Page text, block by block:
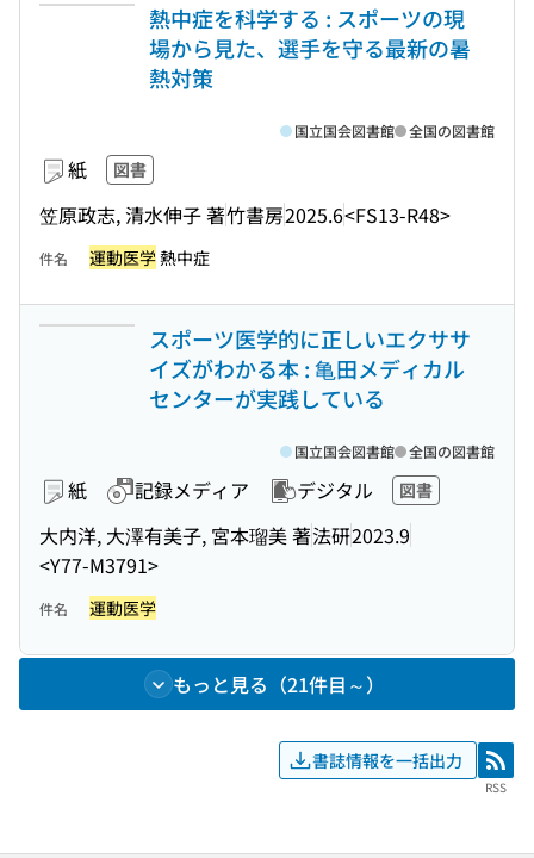
熱中症を科学する : スポーツの現
場から見た、選手を守る最新の暑
熱対策
紙 図書
笠原政志, 清水伸子 著竹書房2025.6<FS13-R48>
国立国会図書館 全国の図書館
件名 運動医学熱中症
スポーツ医学的に正しいエクササ
イズがわかる本 : 亀田メディカル
センターが実践している
紙 記録メディア デジタル 図書
大内洋, 大澤有美子, 宮本瑠美 著法研2023.9
<Y77-M3791>
国立国会図書館 全国の図書館
件名 運動医学
もっと見る（21件目～）
書誌情報を一括出力 RSS
RSS